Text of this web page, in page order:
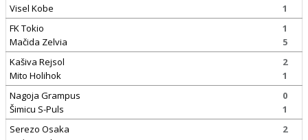
Visel Kobe
1
FK Tokio
Mačida Zelvia
1
5
Kašiva Rejsol
Mito Holihok
2
1
Nagoja Grampus
Šimicu S-Puls
0
1
Serezo Osaka
2